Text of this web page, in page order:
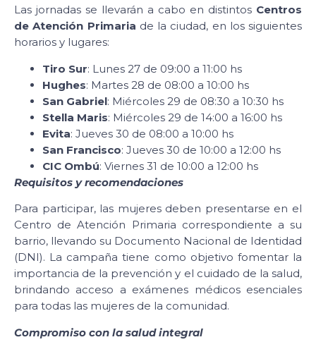
Las jornadas se llevarán a cabo en distintos Centros
de Atención Primaria de la ciudad, en los siguientes
horarios y lugares:
Tiro Sur: Lunes 27 de 09:00 a 11:00 hs
Hughes: Martes 28 de 08:00 a 10:00 hs
San Gabriel: Miércoles 29 de 08:30 a 10:30 hs
Stella Maris: Miércoles 29 de 14:00 a 16:00 hs
Evita: Jueves 30 de 08:00 a 10:00 hs
San Francisco: Jueves 30 de 10:00 a 12:00 hs
CIC Ombú: Viernes 31 de 10:00 a 12:00 hs
Requisitos y recomendaciones
Para participar, las mujeres deben presentarse en el
Centro de Atención Primaria correspondiente a su
barrio, llevando su Documento Nacional de Identidad
(DNI). La campaña tiene como objetivo fomentar la
importancia de la prevención y el cuidado de la salud,
brindando acceso a exámenes médicos esenciales
para todas las mujeres de la comunidad.
Compromiso con la salud integral